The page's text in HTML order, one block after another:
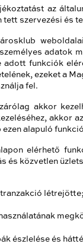
az
tett szervezési és
adatok
adott funkciók
ezeket a
fel.
akkor
akkor
alapuló
elérhető
és közvetlen
létrejötte;
észlelése és